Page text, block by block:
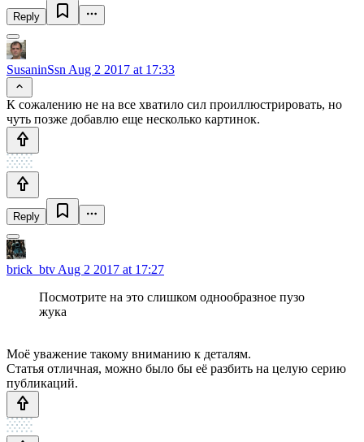
Reply
SusaninSsn Aug 2 2017 at 17:33
К сожалению не на все хватило сил проиллюстрировать, но
чуть позже добавлю еще несколько картинок.
Reply
brick_btv Aug 2 2017 at 17:27
Посмотрите на это слишком однообразное пузо
жука
Моё уважение такому вниманию к деталям.
Статья отличная, можно было бы её разбить на целую серию
публикаций.